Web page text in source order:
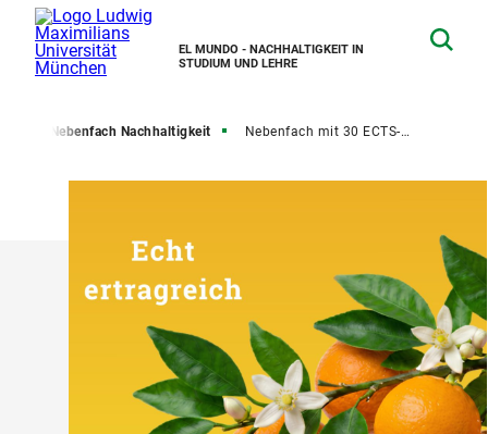
EL MUNDO - NACHHALTIGKEIT IN
STUDIUM UND LEHRE
Nebenfach Nachhaltigkeit Nebenfach mit 30 ECTS-Punkten